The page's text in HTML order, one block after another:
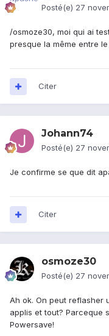
Posté(e) 27
/osmoze30, moi qui ai
presque la même entre
Citer
Johann74
Posté(e) 27
Je confirme se que dit
Citer
osmoze30
Posté(e) 27
Ah ok. On peut reflasher
applis et tout? Parceque
Powersave!